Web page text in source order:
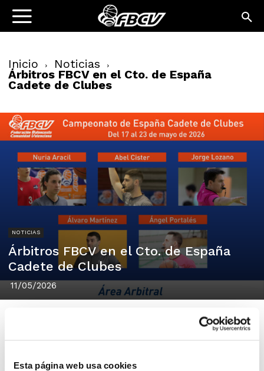
Esta página web usa cookies
Inicio Noticias
Árbitros FBCV en el Cto. de España
Cadete de Clubes
NOTICIAS
Árbitros FBCV en el Cto. de España
Cadete de Clubes
11/05/2026
Cinco árbitros de la FBCV han sido